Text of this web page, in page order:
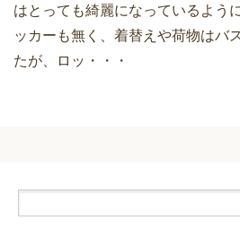
はとっても綺麗になっているよう
ッカーも無く、着替えや荷物はバ
たが、ロッ・・・